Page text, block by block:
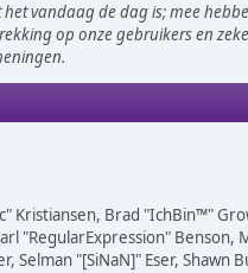
vandaag de dag is; mee
op onze gebruikers en
Kristiansen, Brad "IchBin™"
"RegularExpression"
Selman "[SiNaN]" Eser,